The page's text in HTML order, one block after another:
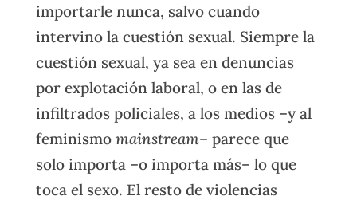
importarle nunca, salvo cuando
intervino la cuestión sexual. Siempre la
cuestión sexual, ya sea en denuncias
por explotación laboral, o en las de
infiltrados policiales, a los medios –y al
feminismo mainstream– parece que
solo importa –o importa más– lo que
toca el sexo. El resto de violencias